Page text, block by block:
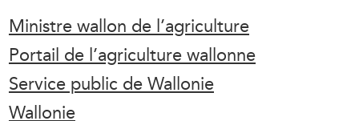
Ministre wallon de l’agriculture
Portail de l’agriculture wallonne
Service public de Wallonie
Wallonie